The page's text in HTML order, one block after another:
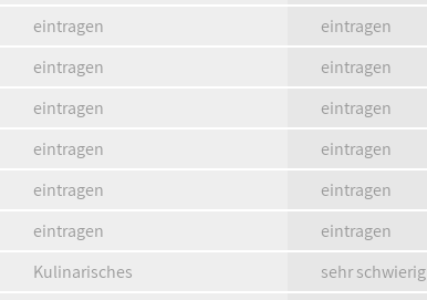
eintragen
eintragen
eintragen
eintragen
eintragen
eintragen
eintragen
eintragen
eintragen
eintragen
eintragen
eintragen
Kulinarisches
sehr schwierig